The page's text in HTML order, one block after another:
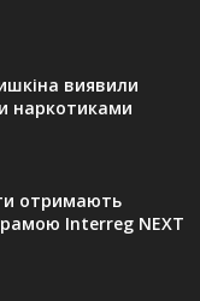
виявили
наркотиками
отримають
Interreg NEXT